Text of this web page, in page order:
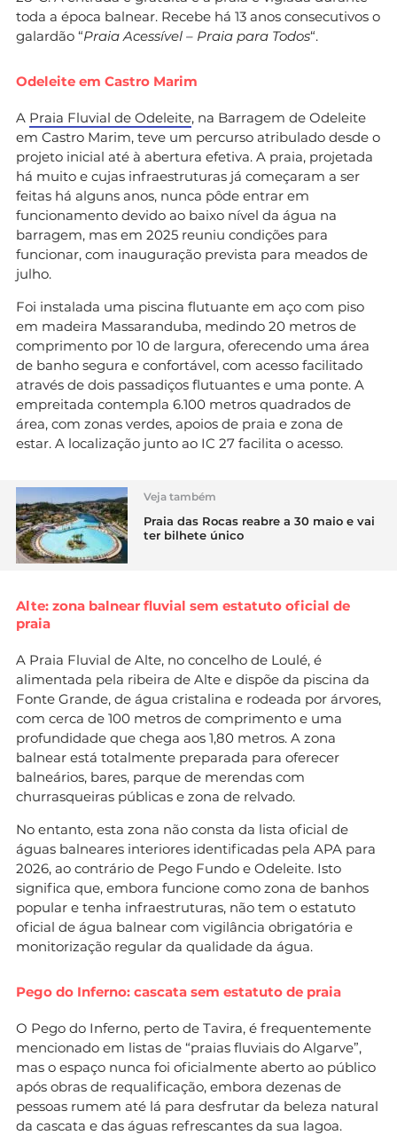
toda a época balnear. Recebe há 13 anos consecutivos o
galardão “Praia Acessível – Praia para Todos“.
Odeleite em Castro Marim
A Praia Fluvial de Odeleite, na Barragem de Odeleite
em Castro Marim, teve um percurso atribulado desde o
projeto inicial até à abertura efetiva. A praia, projetada
há muito e cujas infraestruturas já começaram a ser
feitas há alguns anos, nunca pôde entrar em
funcionamento devido ao baixo nível da água na
barragem, mas em 2025 reuniu condições para
funcionar, com inauguração prevista para meados de
julho.
Foi instalada uma piscina flutuante em aço com piso
em madeira Massaranduba, medindo 20 metros de
comprimento por 10 de largura, oferecendo uma área
de banho segura e confortável, com acesso facilitado
através de dois passadiços flutuantes e uma ponte. A
empreitada contempla 6.100 metros quadrados de
área, com zonas verdes, apoios de praia e zona de
estar. A localização junto ao IC 27 facilita o acesso.
Veja também
Praia das Rocas reabre a 30 maio e vai
ter bilhete único
Alte: zona balnear fluvial sem estatuto oficial de
praia
A Praia Fluvial de Alte, no concelho de Loulé, é
alimentada pela ribeira de Alte e dispõe da piscina da
Fonte Grande, de água cristalina e rodeada por árvores,
com cerca de 100 metros de comprimento e uma
profundidade que chega aos 1,80 metros. A zona
balnear está totalmente preparada para oferecer
balneários, bares, parque de merendas com
churrasqueiras públicas e zona de relvado.
No entanto, esta zona não consta da lista oficial de
águas balneares interiores identificadas pela APA para
2026, ao contrário de Pego Fundo e Odeleite. Isto
significa que, embora funcione como zona de banhos
popular e tenha infraestruturas, não tem o estatuto
oficial de água balnear com vigilância obrigatória e
monitorização regular da qualidade da água.
Pego do Inferno: cascata sem estatuto de praia
O Pego do Inferno, perto de Tavira, é frequentemente
mencionado em listas de “praias fluviais do Algarve”,
mas o espaço nunca foi oficialmente aberto ao público
após obras de requalificação, embora dezenas de
pessoas rumem até lá para desfrutar da beleza natural
da cascata e das águas refrescantes da sua lagoa.